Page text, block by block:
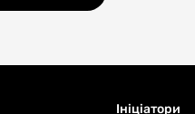
Ініціатори